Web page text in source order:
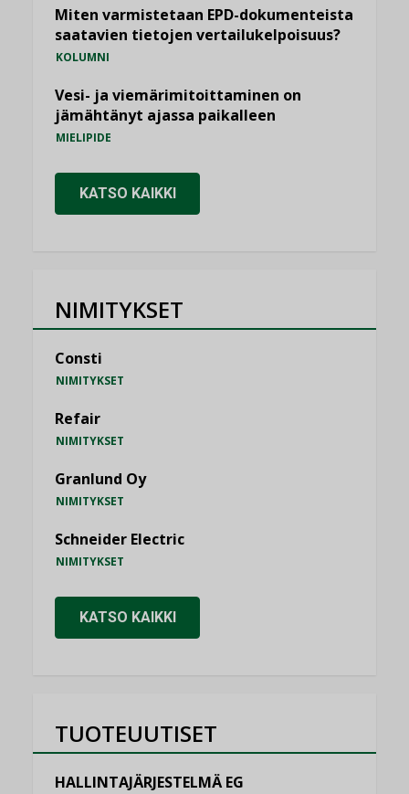
Miten varmistetaan EPD-dokumenteista
saatavien tietojen vertailukelpoisuus?
KOLUMNI
Vesi- ja viemärimitoittaminen on
jämähtänyt ajassa paikalleen
MIELIPIDE
KATSO KAIKKI
NIMITYKSET
Consti
NIMITYKSET
Refair
NIMITYKSET
Granlund Oy
NIMITYKSET
Schneider Electric
NIMITYKSET
KATSO KAIKKI
TUOTEUUTISET
HALLINTAJÄRJESTELMÄ EG